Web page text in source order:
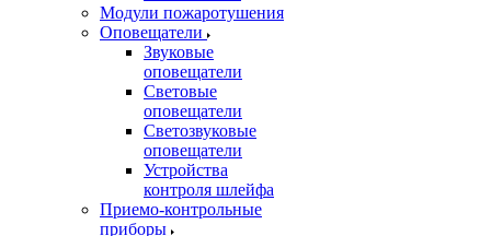
Модули пожаротушения
Оповещатели
Звуковые
оповещатели
Световые
оповещатели
Светозвуковые
оповещатели
Устройства
контроля шлейфа
Приемо-контрольные
приборы